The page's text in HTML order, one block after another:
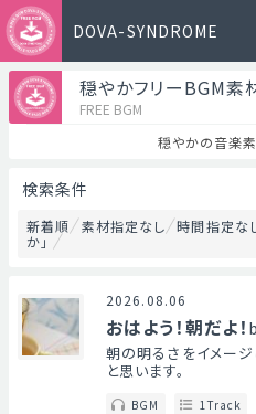
DOVA-SYNDROME
穏やかフリーBGM素
FREE BGM
穏やかの音楽
検索条件
新着順 素材指定なし 時間指定な
か」
2026.08.06
おはよう！朝だよ！
朝の明るさをイメー
と思います。
BGM 1Track